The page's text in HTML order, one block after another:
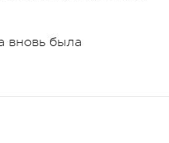
вновь была